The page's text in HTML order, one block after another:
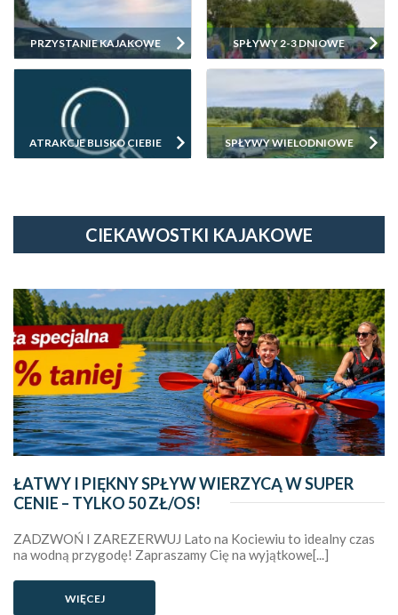
PRZYSTANIE KAJAKOWE SPŁYWY 2-3 DNIOWE
ATRAKCJE BLISKO CIEBIE SPŁYWY WIELODNIOWE
CIEKAWOSTKI KAJAKOWE
ŁATWY I PIĘKNY SPŁYW WIERZYCĄ W SUPER
CENIE – TYLKO 50 ZŁ/OS!
ZADZWOŃ I ZAREZERWUJ Lato na Kociewiu to idealny czas
na wodną przygodę! Zapraszamy Cię na wyjątkowe[...]
WIĘCEJ